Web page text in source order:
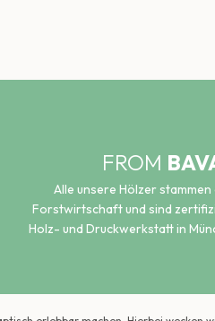
FROM
Alle unsere Hölzer
Forstwirtschaft und sind
Holz- und Druckwerkstatt in